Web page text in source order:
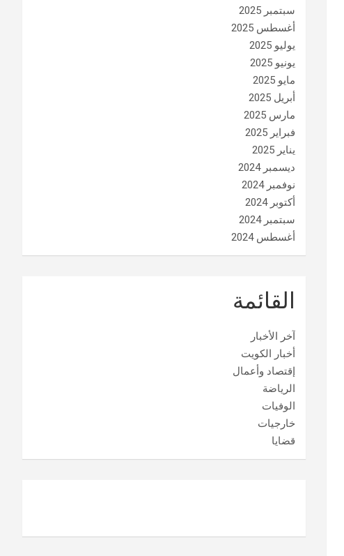
سبتمبر 2025
أغسطس 2025
يوليو 2025
يونيو 2025
مايو 2025
أبريل 2025
مارس 2025
فبراير 2025
يناير 2025
ديسمبر 2024
نوفمبر 2024
أكتوبر 2024
سبتمبر 2024
أغسطس 2024
القائمة
آخر الأخبار
أخبار الكويت
إقتصاد وأعمال
الرياضة
الوفيات
خارجيات
قضايا